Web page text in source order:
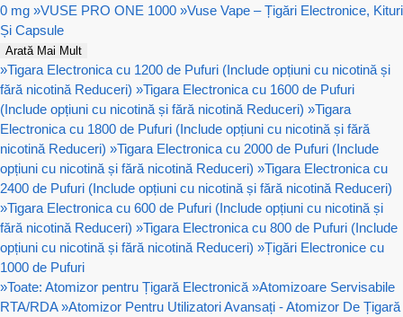
0 mg »VUSE PRO ONE 1000 »Vuse Vape – Țigări Electronice, Kituri
Și Capsule
Arată Mai Mult
»Tigara Electronica cu 1200 de Pufuri (Include opțiuni cu nicotină și
fără nicotină Reduceri) »Tigara Electronica cu 1600 de Pufuri
(Include opțiuni cu nicotină și fără nicotină Reduceri) »Tigara
Electronica cu 1800 de Pufuri (Include opțiuni cu nicotină și fără
nicotină Reduceri) »Tigara Electronica cu 2000 de Pufuri (Include
opțiuni cu nicotină și fără nicotină Reduceri) »Tigara Electronica cu
2400 de Pufuri (Include opțiuni cu nicotină și fără nicotină Reduceri)
»Tigara Electronica cu 600 de Pufuri (Include opțiuni cu nicotină și
fără nicotină Reduceri) »Tigara Electronica cu 800 de Pufuri (Include
opțiuni cu nicotină și fără nicotină Reduceri) »Țigări Electronice cu
1000 de Pufuri
»Toate: Atomizor pentru Țigară Electronică »Atomizoare Servisabile
RTA/RDA »Atomizor Pentru Utilizatori Avansați - Atomizor De Țigară